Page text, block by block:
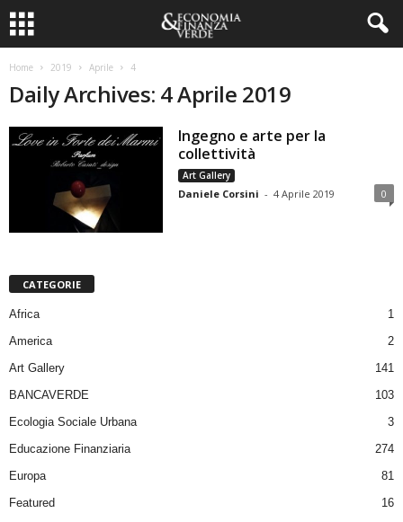
Home 2019 Aprile 4
Daily Archives: 4 Aprile 2019
Ingegno e arte per la
collettività
Art Gallery
Daniele Corsini - 4 Aprile 2019 0
CATEGORIE
Africa
1
America
2
Art Gallery
141
BANCAVERDE
103
Ecologia Sociale Urbana
3
Educazione Finanziaria
274
Europa
81
Featured
16